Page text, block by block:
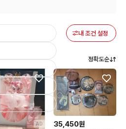
내 조건 설정
정확도순
AD 35,450원